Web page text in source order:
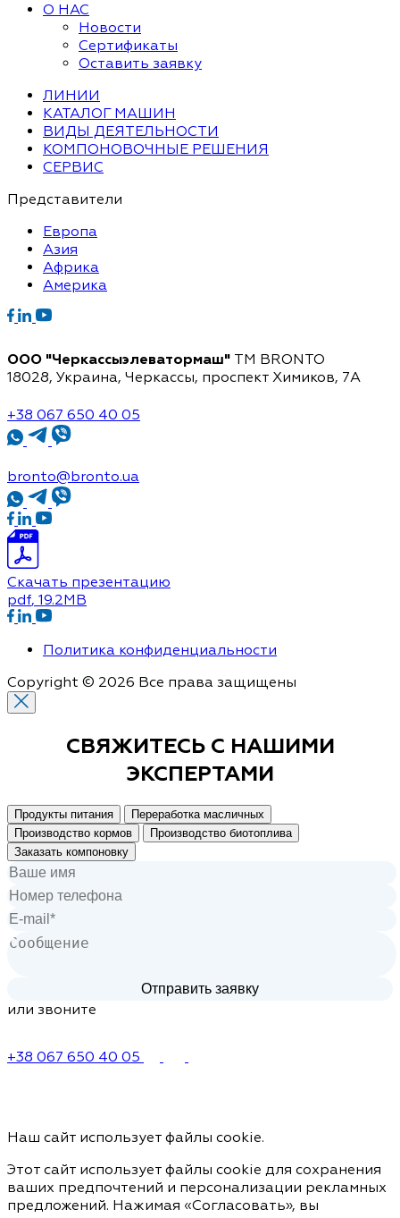
О НАС
Новости
Сертификаты
Оставить заявку
ЛИНИИ
КАТАЛОГ МАШИН
ВИДЫ ДЕЯТЕЛЬНОСТИ
КОМПОНОВОЧНЫЕ РЕШЕНИЯ
СЕРВИС
Представители
Европа
Азия
Африка
Америка
ООО "Черкассыэлеватормаш" TM BRONTO
18028, Украина, Черкассы, проспект Химиков, 7A
+38 067 650 40 05
bronto@bronto.ua
Скачать презентацию
pdf, 19.2MB
Политика конфиденциальности
Copyright © 2026 Все права защищены
СВЯЖИТЕСЬ С НАШИМИ
ЭКСПЕРТАМИ
Продукты питания
Переработка масличных
Производство кормов
Производство биотоплива
Заказать компоновку
или звоните
+38 067 650 40 05
Наш сайт использует файлы cookie.
Этот сайт использует файлы cookie для сохранения
ваших предпочтений и персонализации рекламных
предложений. Нажимая «Согласовать», вы